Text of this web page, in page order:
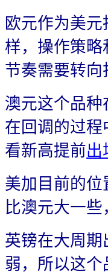
欧元作为美
样，操作策
节奏需要转
澳元这个品
在回调的过
看新高提前出
美加目前的位
比澳元大一
英镑在大周期
弱，所以这